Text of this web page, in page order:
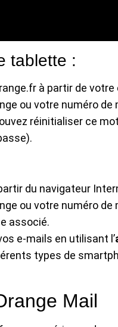
tablette :
à partir de
ou votre numéro
réinitialiser ce
du navigateur
ou votre numéro
associé.
e-mails en utilisant l’
types de
Mail